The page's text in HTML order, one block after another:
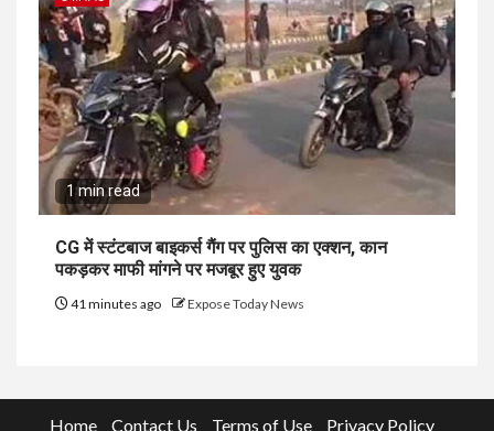
1 min read
CG में स्टंटबाज बाइकर्स गैंग पर पुलिस का एक्शन, कान
पकड़कर माफी मांगने पर मजबूर हुए युवक
41 minutes ago Expose Today News
Home Contact Us Terms of Use Privacy Policy